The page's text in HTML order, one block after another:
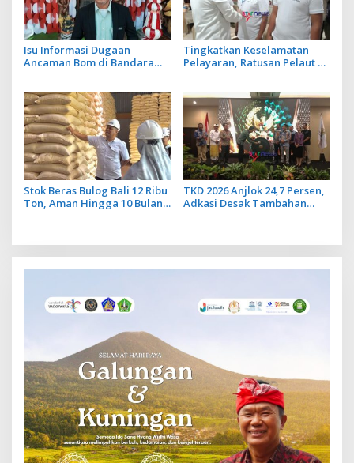
Isu Informasi Dugaan
Ancaman Bom di Bandara
Lancar
Tingkatkan Keselamatan
Pelayaran, Ratusan Pelaut di
Stok Beras Bulog Bali 12 Ribu
Ton, Aman Hingga 10 Bulan
TKD 2026 Anjlok 24,7 Persen,
Adkasi Desak Tambahan